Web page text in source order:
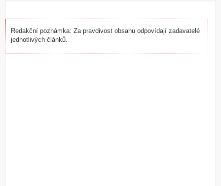
Redakční poznámka: Za pravdivost obsahu odpovídají zadavatelé
jednotlivých článků.